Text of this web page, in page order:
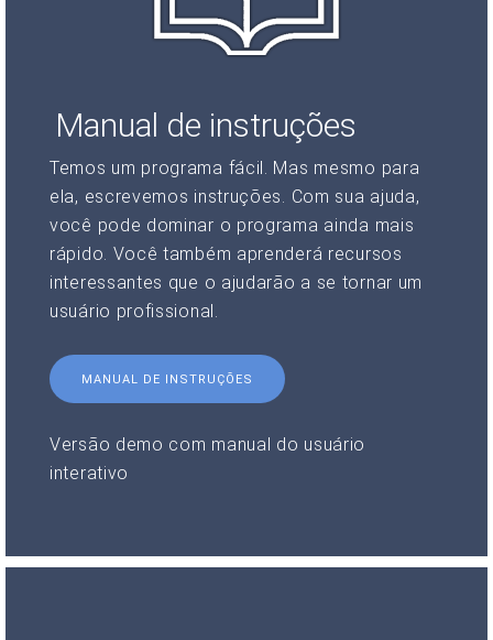
Manual de instruções
Temos um programa fácil. Mas mesmo para
ela, escrevemos instruções. Com sua ajuda,
você pode dominar o programa ainda mais
rápido. Você também aprenderá recursos
interessantes que o ajudarão a se tornar um
usuário profissional.
MANUAL DE INSTRUÇÕES
Versão demo com manual do usuário
interativo